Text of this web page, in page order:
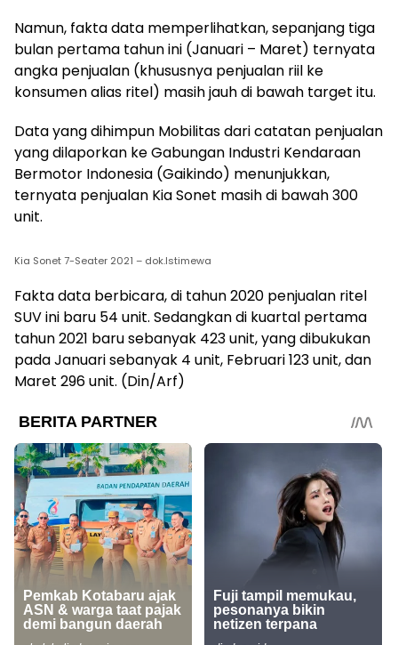
Namun, fakta data memperlihatkan, sepanjang tiga
bulan pertama tahun ini (Januari – Maret) ternyata
angka penjualan (khususnya penjualan riil ke
konsumen alias ritel) masih jauh di bawah target itu.
Data yang dihimpun Mobilitas dari catatan penjualan
yang dilaporkan ke Gabungan Industri Kendaraan
Bermotor Indonesia (Gaikindo) menunjukkan,
ternyata penjualan Kia Sonet masih di bawah 300
unit.
Kia Sonet 7-Seater 2021 – dok.Istimewa
Fakta data berbicara, di tahun 2020 penjualan ritel
SUV ini baru 54 unit. Sedangkan di kuartal pertama
tahun 2021 baru sebanyak 423 unit, yang dibukukan
pada Januari sebanyak 4 unit, Februari 123 unit, dan
Maret 296 unit. (Din/Arf)